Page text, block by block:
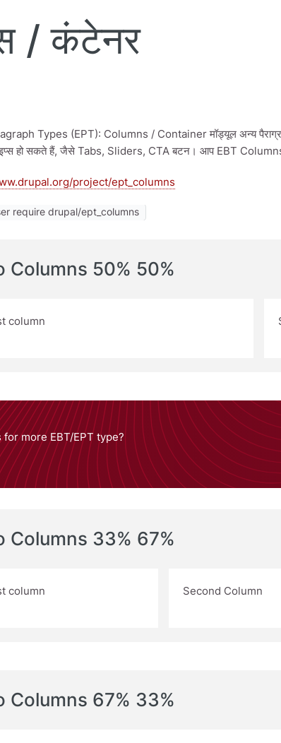
/ कंटेनर
Types (EPT): Columns / Container मॉड्यूल अन्य
हो सकते हैं, जैसे Tabs, Sliders, CTA बटन। आप EBT
project/ept_columns
require drupal/ept_columns
Columns 50% 50%
column
for more EBT/EPT type?
Columns 33% 67%
column Second Column
Columns 67% 33%